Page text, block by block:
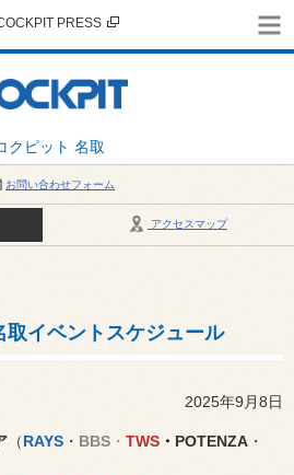
クピット 名取
PRESS
お問い合わせフォーム
アクセスマップ
イベントスケジュール
2025年9月8日
（RAYS ・ BBS ・ TWS ・ POTENZA ・